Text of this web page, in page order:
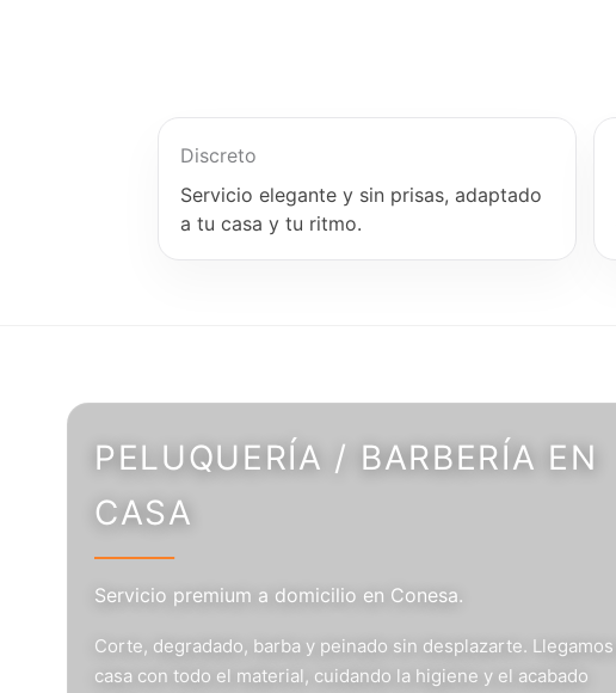
Discreto
Servicio elegante y sin prisas, adaptado
a tu casa y tu ritmo.
PELUQUERÍA / BARBERÍA EN
CASA
Servicio premium a domicilio en Conesa.
Corte, degradado, barba y peinado sin desplazarte. Llegamos
casa con todo el material, cuidando la higiene y el acabado